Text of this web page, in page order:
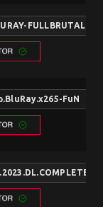
FULLBRUTALiTY
FuN